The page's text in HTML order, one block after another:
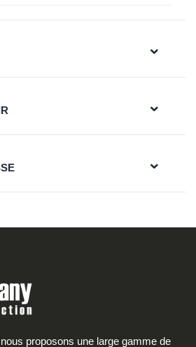
proposons une large gamme de